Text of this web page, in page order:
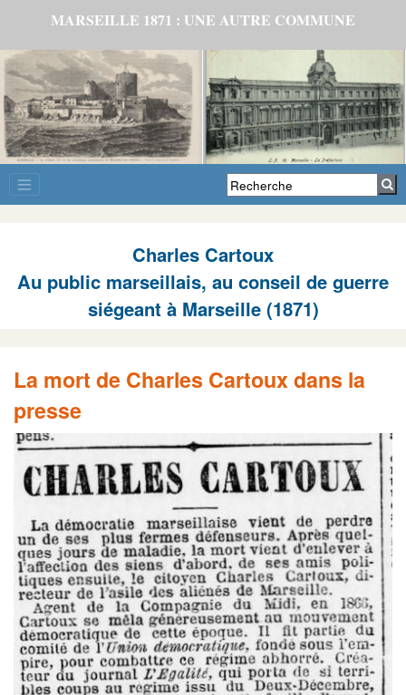
MARSEILLE 1871 : UNE AUTRE COMMUNE
Charles Cartoux
Au public marseillais, au conseil de guerre
siégeant à Marseille (1871)
La mort de Charles Cartoux dans la
presse